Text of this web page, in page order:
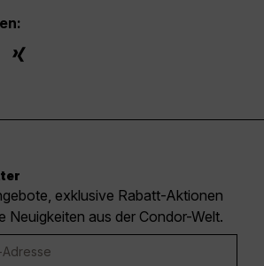
exklusive Rabatt-Aktionen
Neuigkeiten aus der Condor-Welt.